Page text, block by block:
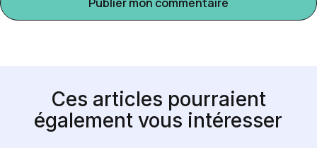
Ces articles pourraient
également vous intéresser